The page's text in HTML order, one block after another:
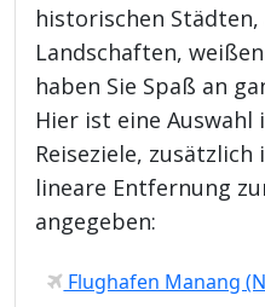
historischen
Landschaften,
haben Sie Spaß an
Hier ist eine
Reiseziele,
lineare Entfernung
angegeben:
Flughafen Manang